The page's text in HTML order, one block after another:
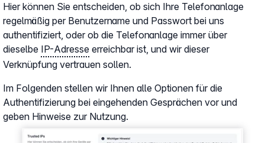
Hier können Sie entscheiden, ob sich Ihre Telefonanlage
regelmäßig per Benutzername und Passwort bei uns
authentifiziert, oder ob die Telefonanlage immer über
dieselbe IP-Adresse erreichbar ist, und wir dieser
Verknüpfung vertrauen sollen.
Im Folgenden stellen wir Ihnen alle Optionen für die
Authentifizierung bei eingehenden Gesprächen vor und
geben Hinweise zur Nutzung.
Show larger version